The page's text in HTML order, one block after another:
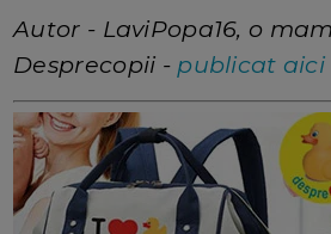
Autor - LaviPopa16, o
Desprecopii - publicat aici